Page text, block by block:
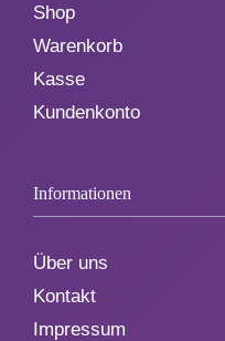
Shop
Warenkorb
Kasse
Kundenkonto
Informationen
Über uns
Kontakt
Impressum